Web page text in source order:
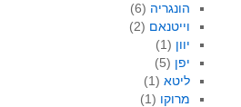
הונגריה (6)
וייטנאם (2)
יוון (1)
יפן (5)
ליטא (1)
מרוקו (1)